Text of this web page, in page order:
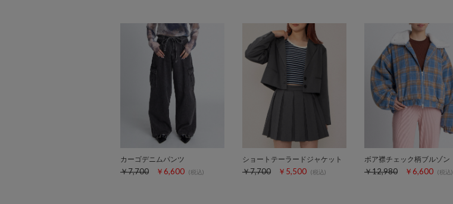
カーゴデニムパンツ
￥7,700 ￥6,600 (税込)
ショートテーラードジャケット
￥7,700 ￥5,500 (税込)
ボア襟チェック柄ブルゾン
￥12,980 ￥6,600 (税込)